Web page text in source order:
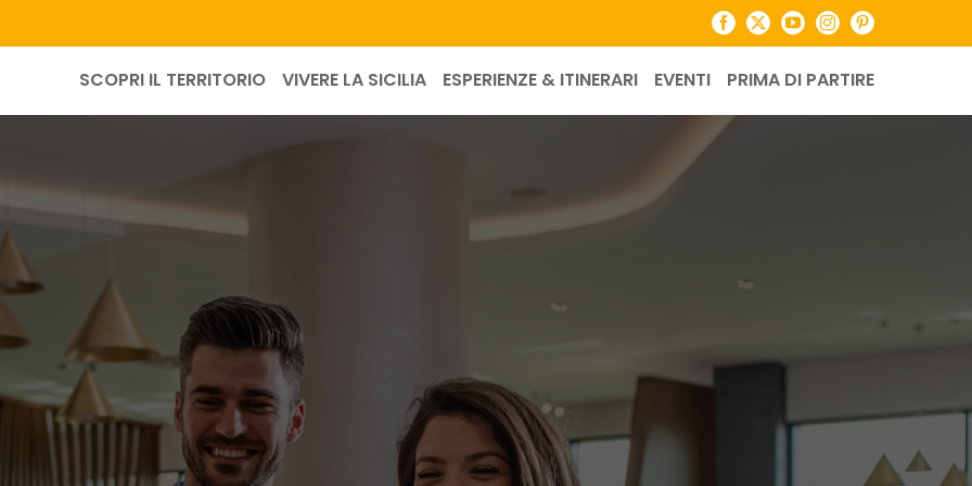
Facebook
X YouTubeInstagramPinterest
SCOPRI IL TERRITORIO VIVERE LA SICILIA ESPERIENZE & ITINERARI EVENTI PRIMA DI PARTIRE